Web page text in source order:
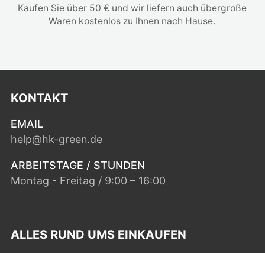
Kaufen Sie über 50 € und wir liefern auch übergroße
Waren kostenlos zu Ihnen nach Hause.
KONTAKT
EMAIL
help@hk-green.de
ARBEITSTAGE / STUNDEN
Montag - Freitag / 9:00 – 16:00
ALLES RUND UMS EINKAUFEN